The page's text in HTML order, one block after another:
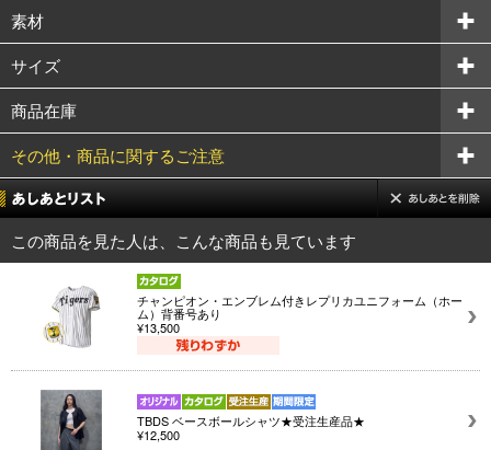
素材
サイズ
商品在庫
その他・商品に関するご注意
この商品を見た人は、こんな商品も見ています
チャンピオン・エンブレム付きレプリカユニフォーム（ホー
ム）背番号あり
¥13,500
TBDS ベースボールシャツ★受注生産品★
¥12,500